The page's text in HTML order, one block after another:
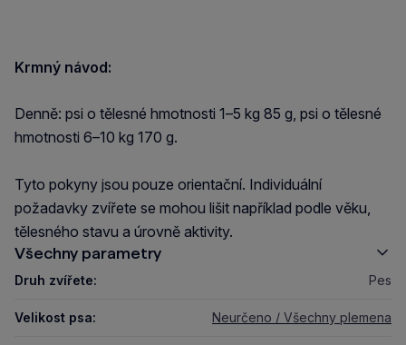
Krmný návod:
Denně: psi o tělesné hmotnosti 1–5 kg 85 g, psi o tělesné
hmotnosti 6–10 kg 170 g.
Tyto pokyny jsou pouze orientační. Individuální
požadavky zvířete se mohou lišit například podle věku,
tělesného stavu a úrovně aktivity.
Všechny parametry
Druh zvířete: Pes
Velikost psa: Neurčeno / Všechny plemena